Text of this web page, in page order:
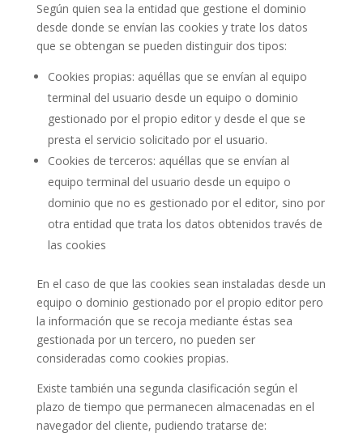
Según quien sea la entidad que gestione el dominio
desde donde se envían las cookies y trate los datos
que se obtengan se pueden distinguir dos tipos:
Cookies propias: aquéllas que se envían al equipo
terminal del usuario desde un equipo o dominio
gestionado por el propio editor y desde el que se
presta el servicio solicitado por el usuario.
Cookies de terceros: aquéllas que se envían al
equipo terminal del usuario desde un equipo o
dominio que no es gestionado por el editor, sino por
otra entidad que trata los datos obtenidos través de
las cookies
En el caso de que las cookies sean instaladas desde un
equipo o dominio gestionado por el propio editor pero
la información que se recoja mediante éstas sea
gestionada por un tercero, no pueden ser
consideradas como cookies propias.
Existe también una segunda clasificación según el
plazo de tiempo que permanecen almacenadas en el
navegador del cliente, pudiendo tratarse de: